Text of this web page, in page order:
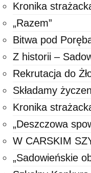
Kronika
„Razem”
Bitwa pod
Z historii –
Rekrutacja do
Składamy
Kronika
„Deszczowa
W CARSKIM
„Sadowieńskie